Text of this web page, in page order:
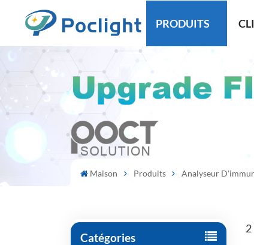
PRODUITS
Maison Produits Analyseur
Catégories